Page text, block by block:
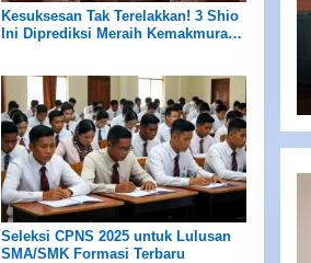
Kesuksesan Tak Terelakkan! 3 Shio
Ini Diprediksi Meraih Kemakmuran
Seleksi CPNS 2025 untuk Lulusan
SMA/SMK Formasi Terbaru